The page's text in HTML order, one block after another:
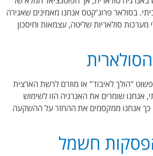
בסולאר פרוג'קטס אנחנו מאמינים שאגירה
סולאריות שליטה, עצמאות וחיסכון
"הולך לאיבוד" או מוזרם לרשת הארצית
אנחנו שומרים את האנרגיה הזו לשימוש
כך אנחנו ממקסמים את ההחזר על ההשקעה
חשמל